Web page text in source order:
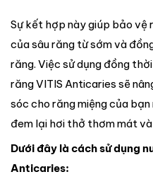
Sự kết hợp này giúp bảo vệ
của sâu răng từ sớm và
răng. Việc sử dụng đồng
răng VITIS Anticaries sẽ
sóc cho răng miệng của
đem lại hơi thở thơm mát
Dưới đây là cách sử dụng
Anticaries: